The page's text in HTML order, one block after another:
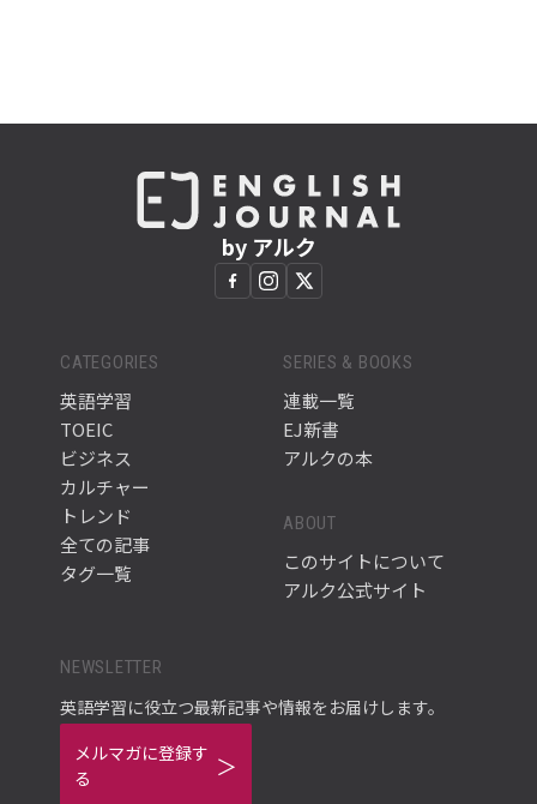
by アルク
CATEGORIES
英語学習
TOEIC
ビジネス
カルチャー
トレンド
全ての記事
タグ一覧
SERIES & BOOKS
連載一覧
EJ新書
アルクの本
ABOUT
このサイトについて
アルク公式サイト
NEWSLETTER
英語学習に役立つ最新記事や情報をお届けします。
メルマガに登録す
る